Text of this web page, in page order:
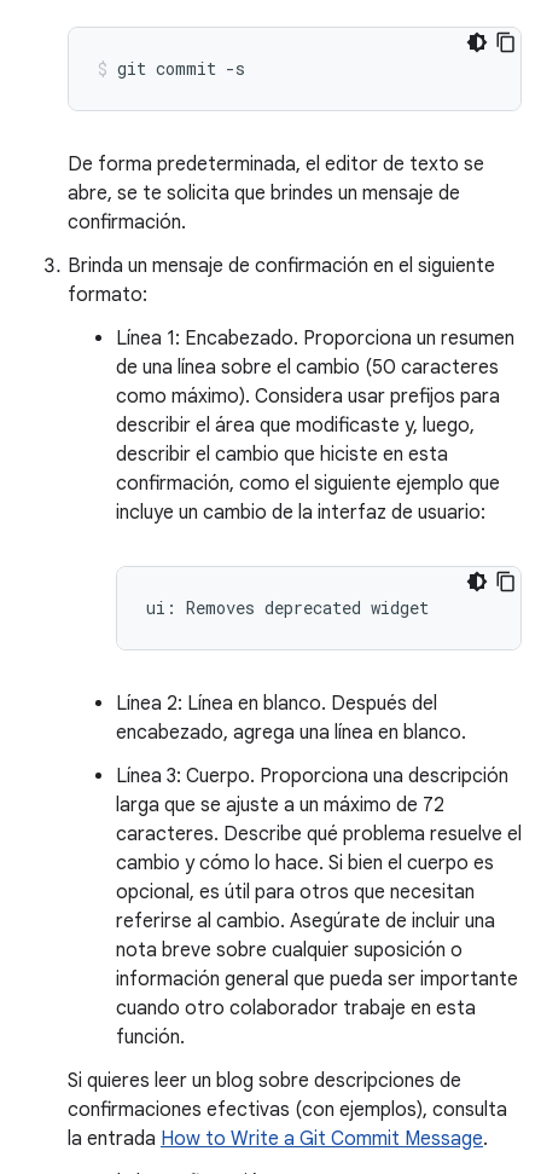
git commit -s
De forma predeterminada, el editor de texto se
abre, se te solicita que brindes un mensaje de
confirmación.
Brinda un mensaje de confirmación en el siguiente
formato:
Línea 1: Encabezado. Proporciona un resumen
de una línea sobre el cambio (50 caracteres
como máximo). Considera usar prefijos para
describir el área que modificaste y, luego,
describir el cambio que hiciste en esta
confirmación, como el siguiente ejemplo que
incluye un cambio de la interfaz de usuario:
ui : Removes deprecated widget
Línea 2: Línea en blanco. Después del
encabezado, agrega una línea en blanco.
Línea 3: Cuerpo. Proporciona una descripción
larga que se ajuste a un máximo de 72
caracteres. Describe qué problema resuelve el
cambio y cómo lo hace. Si bien el cuerpo es
opcional, es útil para otros que necesitan
referirse al cambio. Asegúrate de incluir una
nota breve sobre cualquier suposición o
información general que pueda ser importante
cuando otro colaborador trabaje en esta
función.
Si quieres leer un blog sobre descripciones de
confirmaciones efectivas (con ejemplos), consulta
la entrada How to Write a Git Commit Message.